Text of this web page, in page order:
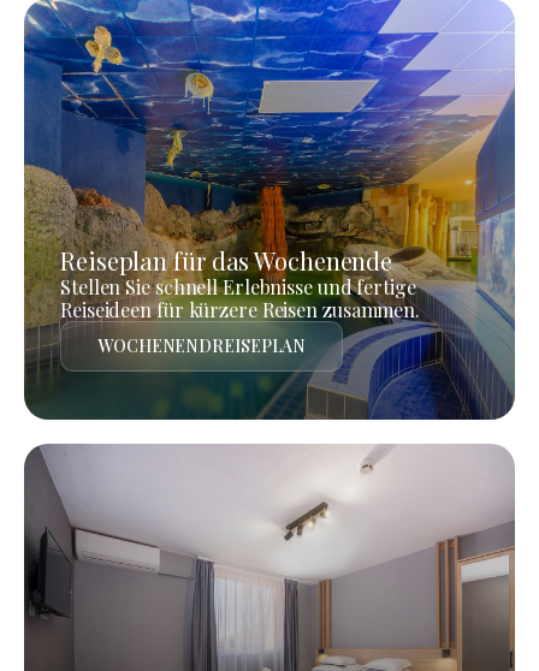
Reiseplan für das Wochenende
Stellen Sie schnell Erlebnisse und fertige
Reiseideen für kürzere Reisen zusammen.
WOCHENENDREISEPLAN